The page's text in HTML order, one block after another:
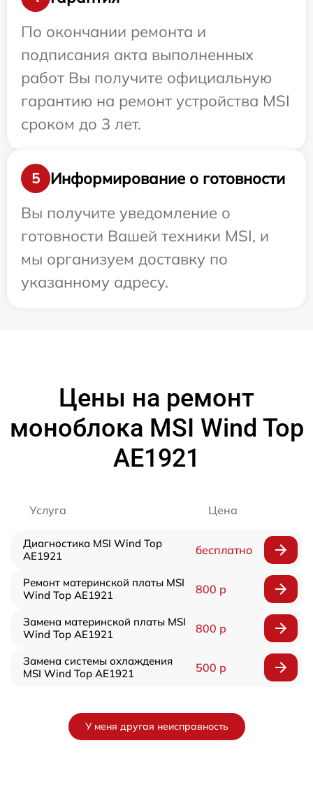
По окончании ремонта и
подписания акта выполненных
работ Вы получите официальную
гарантию на ремонт устройства MSI
сроком до 3 лет.
5
Информирование о готовности
Вы получите уведомление о
готовности Вашей техники MSI, и
мы организуем доставку по
указанному адресу.
Цены на ремонт
моноблока MSI Wind Top
AE1921
Услуга Цена
Диагностика MSI Wind Top
AE1921
бесплатно
Ремонт материнской платы MSI
Wind Top AE1921
800 р
Замена материнской платы MSI
Wind Top AE1921
800 р
Замена системы охлаждения
MSI Wind Top AE1921
500 р
У меня другая неисправность